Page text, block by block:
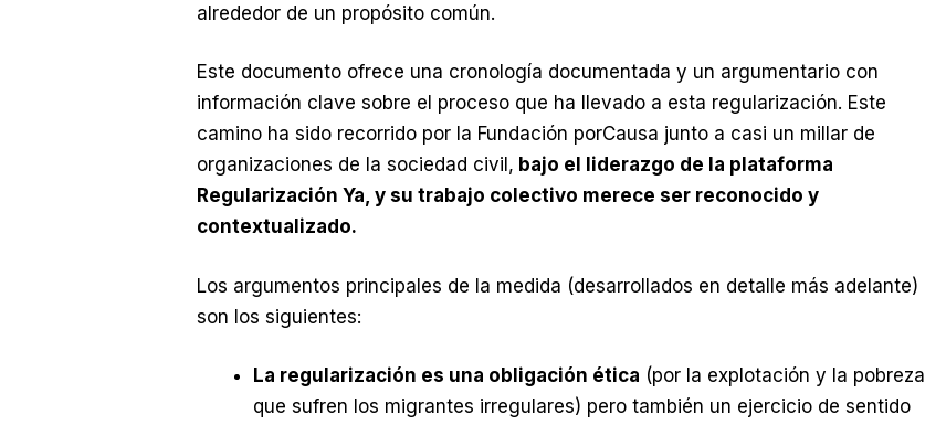
alrededor de un propósito común.
Este documento ofrece una cronología documentada y un argumentario con
información clave sobre el proceso que ha llevado a esta regularización. Este
camino ha sido recorrido por la Fundación porCausa junto a casi un millar de
organizaciones de la sociedad civil, bajo el liderazgo de la plataforma
Regularización Ya, y su trabajo colectivo merece ser reconocido y
contextualizado.
Los argumentos principales de la medida (desarrollados en detalle más adelante)
son los siguientes:
La regularización es una obligación ética (por la explotación y la pobreza
que sufren los migrantes irregulares) pero también un ejercicio de sentido